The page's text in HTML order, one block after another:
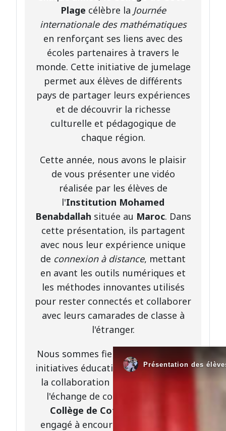
Plage célèbre la Journée
internationale des mathématiques
en renforçant ses liens avec des
écoles partenaires à travers le
monde. Cette initiative de jumelage
permet aux élèves de différents
pays de partager leurs expériences
et de découvrir la richesse
culturelle et pédagogique de
chaque région.
Cette année, nous avons le plaisir
de vous présenter une vidéo
réalisée par les élèves de
l'Institution Mohamed
Benabdallah située au Maroc. Dans
cette présentation, ils partagent
avec nous leur expérience unique
de connexion à distance, mettant
en avant les outils numériques et
les méthodes innovantes utilisés
pour rester connectés et collaborer
avec leurs camarades de classe à
l'étranger.
Nous sommes fiers de soutenir ces
initiatives éducatives qui favorisent
la collaboration internationale et
l'échange de connaissances. Le
Collège de Cote-Plage
engagé à encourager ses élèves à